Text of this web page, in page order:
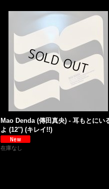
Mao Denda (傳田真央) - 耳もとにい
よ (12'') (キレイ!!)
在庫なし